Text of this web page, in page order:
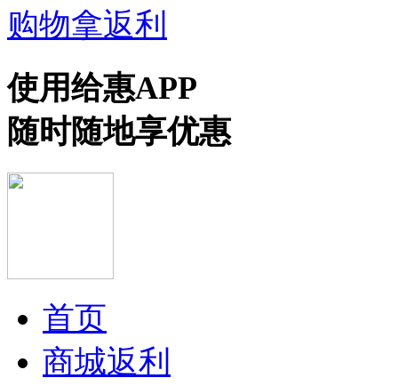
购物拿返利
使用给惠APP
随时随地享优惠
首页
商城返利